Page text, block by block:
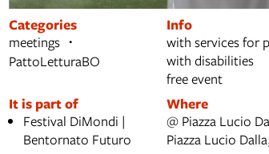
Categories
meetings
PattoLetturaBO
Info
with services for
with disabilities
free event
It is part of
Festival DiMondi |
Bentornato Futuro
Where
@ Piazza Lucio
Piazza Lucio